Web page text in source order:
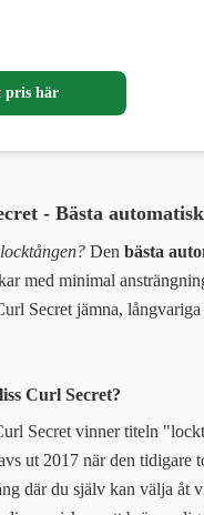
pris här
- Bästa
Den bästa
med minimal
Secret jämna,
Curl Secret?
Secret vinner titeln
ut 2017 när den tidigare
där du själv kan välja åt